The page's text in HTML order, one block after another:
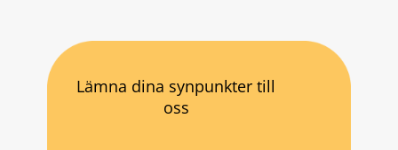
Lämna dina synpunkter till
oss